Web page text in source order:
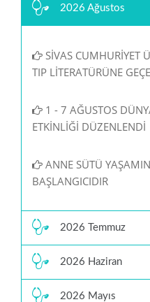
2026 Ağustos
SİVAS CUMHURİYET
TIP LİTERATÜRÜNE
1 - 7 AĞUSTOS
ETKİNLİĞİ DÜZENLENDİ
ANNE SÜTÜ
BAŞLANGICIDIR
2026 Temmuz
2026 Haziran
2026 Mayıs